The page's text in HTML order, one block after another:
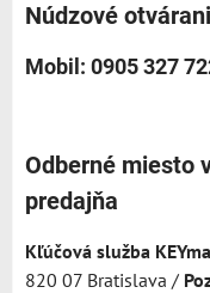
Núdzové
Mobil: 0905 327
Odberné miesto
predajňa
Kľúčová služba
820 07 Bratislava /